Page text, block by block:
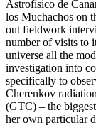
Astrofísico de
los Muchachos on
out fieldwork
number of visits to
universe all the
investigation into
specifically to
Cherenkov
(GTC) – the
her own particular